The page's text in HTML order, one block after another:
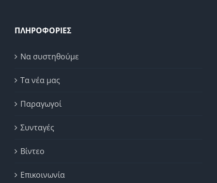
ΠΛΗΡΟΦΟΡΙΕΣ
Να συστηθούμε
Τα νέα μας
Παραγωγοί
Συνταγές
Βίντεο
Επικοινωνία